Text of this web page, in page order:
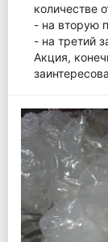
количестве
- на вторую
- на третий
Акция,